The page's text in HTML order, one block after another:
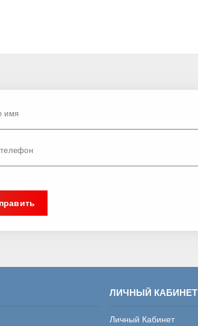
ЛИЧНЫЙ КАБИНЕТ
Личный Кабинет